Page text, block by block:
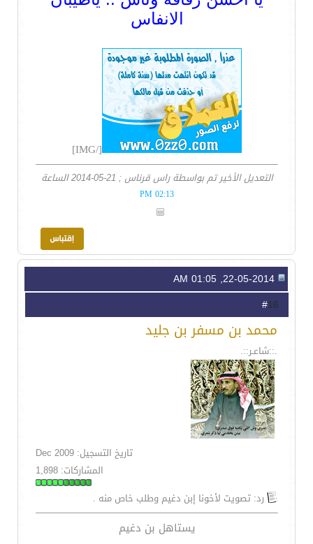
الانفاس
[/IMG]
التعديل الأخير تم بواسطة راس قرناس ; 21-05-2014 الساعة
02:13 PM
16
محمد بن مسفر بن جليد
.::شاعـر::.
تاريخ التسجيل: Dec 2009
المشاركات: 1,898
رد: تصويت لأخونا إبن دغيم وطلب خاص منه .
يستاهل بن دغيم